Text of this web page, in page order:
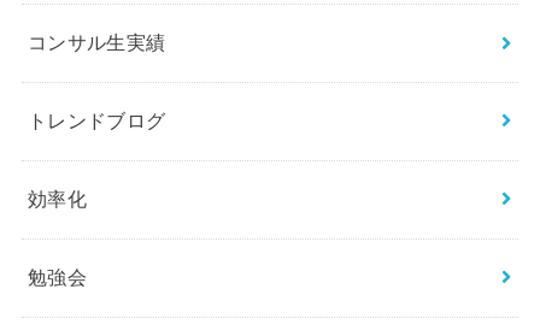
コンサル生実績
トレンドブログ
効率化
勉強会